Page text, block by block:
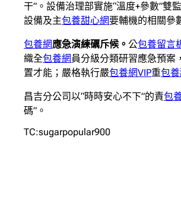
干”。設備治理部實施“溫度+參數”
設備及主包養甜心網要輔機的相關參
包養網應急演練礪斥候。公包養留言
織全包養網 員分級分類研習應急預案
置才能；嚴格執行嚴包養網VIP重包
昌吉分公司以“時時安心不下”的責包
碼”。
TC:sugarpopular900